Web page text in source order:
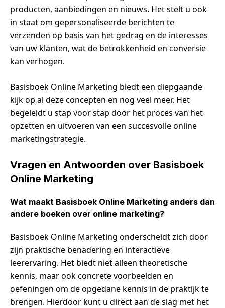
producten, aanbiedingen en nieuws. Het stelt u ook
in staat om gepersonaliseerde berichten te
verzenden op basis van het gedrag en de interesses
van uw klanten, wat de betrokkenheid en conversie
kan verhogen.
Basisboek Online Marketing biedt een diepgaande
kijk op al deze concepten en nog veel meer. Het
begeleidt u stap voor stap door het proces van het
opzetten en uitvoeren van een succesvolle online
marketingstrategie.
Vragen en Antwoorden over Basisboek
Online Marketing
Wat maakt Basisboek Online Marketing anders dan
andere boeken over online marketing?
Basisboek Online Marketing onderscheidt zich door
zijn praktische benadering en interactieve
leerervaring. Het biedt niet alleen theoretische
kennis, maar ook concrete voorbeelden en
oefeningen om de opgedane kennis in de praktijk te
brengen. Hierdoor kunt u direct aan de slag met het